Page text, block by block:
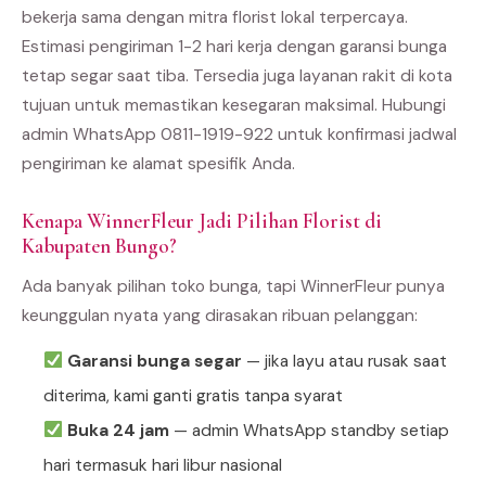
bekerja sama dengan mitra florist lokal terpercaya.
Estimasi pengiriman 1-2 hari kerja dengan garansi bunga
tetap segar saat tiba. Tersedia juga layanan rakit di kota
tujuan untuk memastikan kesegaran maksimal. Hubungi
admin WhatsApp 0811-1919-922 untuk konfirmasi jadwal
pengiriman ke alamat spesifik Anda.
Kenapa WinnerFleur Jadi Pilihan Florist di
Kabupaten Bungo?
Ada banyak pilihan toko bunga, tapi WinnerFleur punya
keunggulan nyata yang dirasakan ribuan pelanggan:
Garansi bunga segar — jika layu atau rusak saat
diterima, kami ganti gratis tanpa syarat
Buka 24 jam— admin WhatsApp standby setiap
hari termasuk hari libur nasional